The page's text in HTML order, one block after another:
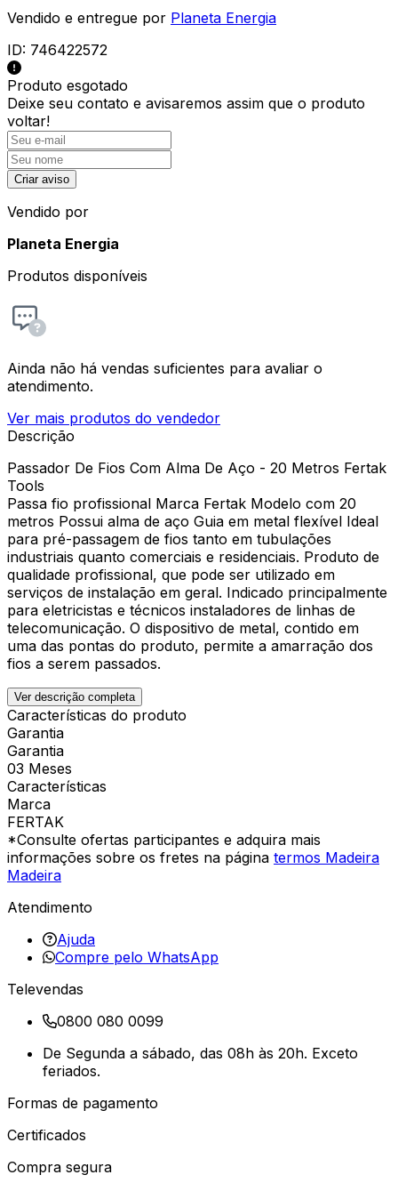
Vendido e entregue por Planeta Energia
ID: 746422572
Produto esgotado
Deixe seu contato e avisaremos assim que o produto
voltar!
Criar aviso
Vendido por
Planeta Energia
Produtos disponíveis
Ainda não há vendas suficientes para avaliar o
atendimento.
Ver mais produtos do vendedor
Descrição
Passador De Fios Com Alma De Aço - 20 Metros Fertak
Tools
Passa fio profissional Marca Fertak Modelo com 20
metros Possui alma de aço Guia em metal flexível Ideal
para pré-passagem de fios tanto em tubulações
industriais quanto comerciais e residenciais. Produto de
qualidade profissional, que pode ser utilizado em
serviços de instalação em geral. Indicado principalmente
para eletricistas e técnicos instaladores de linhas de
telecomunicação. O dispositivo de metal, contido em
uma das pontas do produto, permite a amarração dos
fios a serem passados.
Ver descrição completa
Características do produto
Garantia
Garantia
03 Meses
Características
Marca
FERTAK
*Consulte ofertas participantes e adquira mais
informações sobre os fretes na página termos Madeira
Madeira
Atendimento
Ajuda
Compre pelo WhatsApp
Televendas
0800 080 0099
De Segunda a sábado, das 08h às 20h. Exceto
feriados.
Formas de pagamento
Certificados
Compra segura